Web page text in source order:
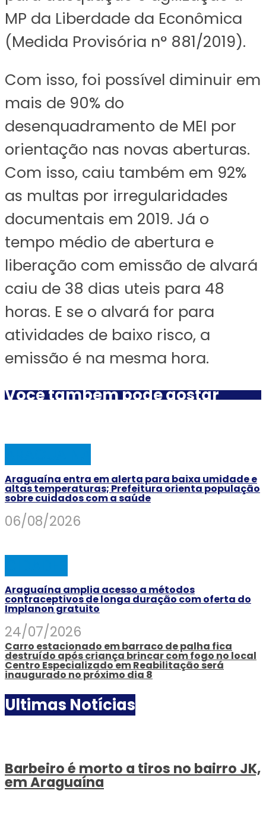
MP da Liberdade da Econômica
(Medida Provisória n° 881/2019).
Com isso, foi possível diminuir em
mais de 90% do
desenquadramento de MEI por
orientação nas novas aberturas.
Com isso, caiu também em 92%
as multas por irregularidades
documentais em 2019. Já o
tempo médio de abertura e
liberação com emissão de alvará
caiu de 38 dias uteis para 48
horas. E se o alvará for para
atividades de baixo risco, a
emissão é na mesma hora.
Você também pode gostar
Araguaína entra em alerta para baixa umidade e
altas temperaturas; Prefeitura orienta população
sobre cuidados com a saúde
06/08/2026
Araguaína amplia acesso a métodos
contraceptivos de longa duração com oferta do
Implanon gratuito
24/07/2026
Carro estacionado em barraco de palha fica
destruído após criança brincar com fogo no local
Centro Especializado em Reabilitação será
inaugurado no próximo dia 8
Ultimas Notícias
Barbeiro é morto a tiros no bairro JK,
em Araguaína